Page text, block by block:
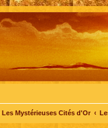
Les Mystérieuses Cités d'Or